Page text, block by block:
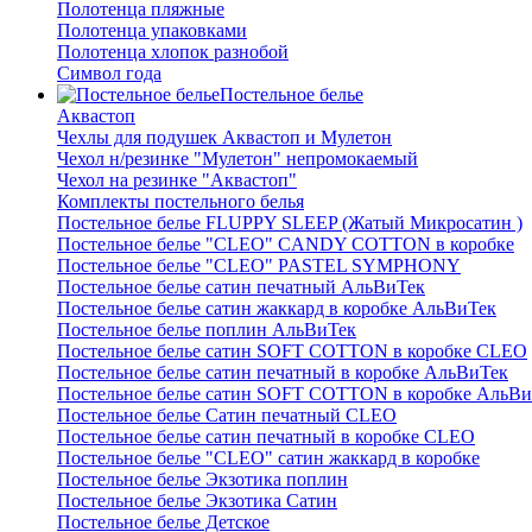
Полотенца пляжные
Полотенца упаковками
Полотенца хлопок разнобой
Символ года
Постельное белье
Аквастоп
Чехлы для подушек Аквастоп и Мулетон
Чехол н/резинке "Мулетон" непромокаемый
Чехол на резинке "Аквастоп"
Комплекты постельного белья
Постельное белье FLUPPY SLEEP (Жатый Микросатин )
Постельное белье "CLEO" CANDY COTTON в коробке
Постельное белье "CLEO" PASTEL SYMPHONY
Постельное белье сатин печатный АльВиТек
Постельное белье сатин жаккард в коробке АльВиТек
Постельное белье поплин АльВиТек
Постельное белье сатин SOFT COTTON в коробке CLEO
Постельное белье сатин печатный в коробке АльВиТек
Постельное белье сатин SOFT COTTON в коробке
Постельное белье Сатин печатный CLEO
Постельное белье сатин печатный в коробке CLEO
Постельное белье "CLEO" сатин жаккард в коробке
Постельное белье Экзотика поплин
Постельное белье Экзотика Сатин
Постельное белье Детское